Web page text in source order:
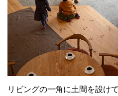
リビングの一角に土間を設け